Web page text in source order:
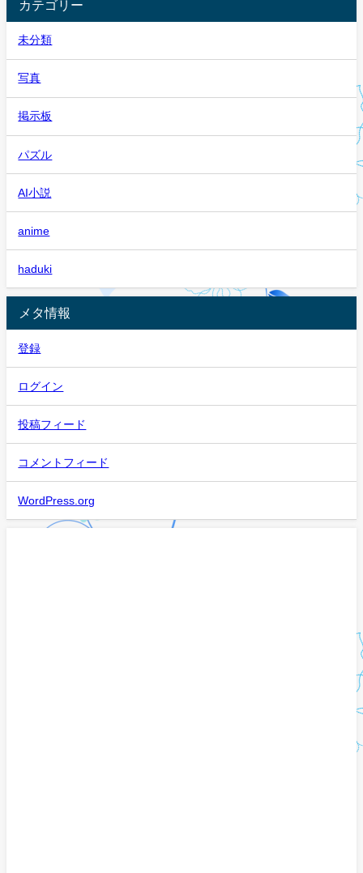
カテゴリー
未分類
写真
掲示板
パズル
AI小説
anime
haduki
メタ情報
登録
ログイン
投稿フィード
コメントフィード
WordPress.org